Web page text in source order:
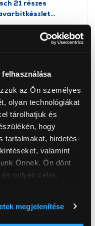
az Ön személyes
olyan technológiákat
tárolhatjuk és
hogy
tartalmakat, hirdetés-
valamint
Önnek. Ön dönt
milyen célra.
megjelenítése
21 részes
világoszöld
(2607017195)